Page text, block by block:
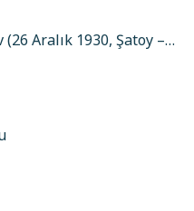
(26 Aralık 1930, Şatoy –…